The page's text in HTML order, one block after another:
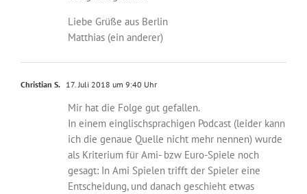
Liebe Grüße aus Berlin
Matthias (ein anderer)
Christian S. 17. Juli 2018 um 9:40 Uhr
Mir hat die Folge gut gefallen.
In einem einglischsprachigen Podcast (leider kann
ich die genaue Quelle nicht mehr nennen) wurde
als Kriterium für Ami- bzw Euro-Spiele noch
gesagt: In Ami Spielen trifft der Spieler eine
Entscheidung, und danach geschieht etwas